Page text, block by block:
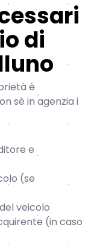
di
è
sè in agenzia i
e
(se
veicolo
(in caso